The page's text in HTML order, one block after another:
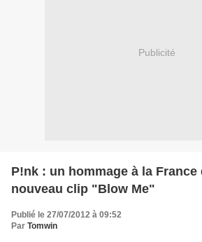
Publicité
P!nk : un hommage à la France
nouveau clip "Blow Me"
Publié le 27/07/2012 à 09:52
Par Tomwin